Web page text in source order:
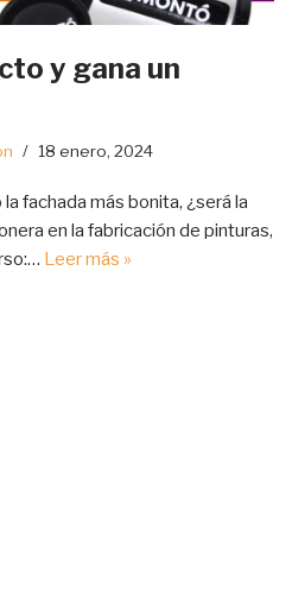
y gana un
18 enero, 2024
fachada más bonita, ¿será la
en la fabricación de pinturas,
Leer más »